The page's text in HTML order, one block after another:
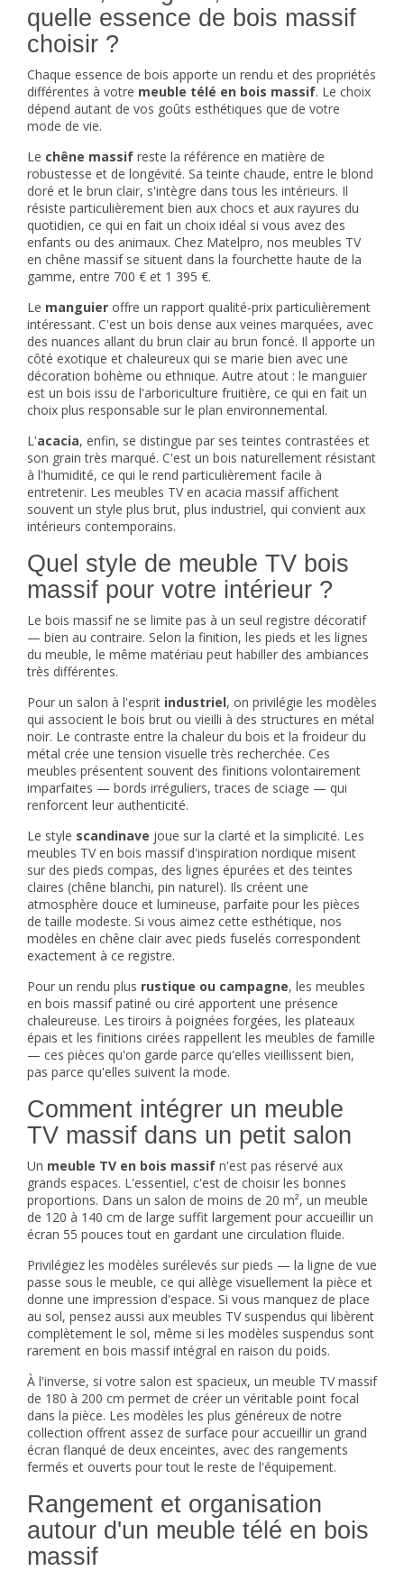
quelle essence de bois massif
choisir ?
Chaque essence de bois apporte un rendu et des propriétés
différentes à votre meuble télé en bois massif. Le choix
dépend autant de vos goûts esthétiques que de votre
mode de vie.
Le chêne massif reste la référence en matière de
robustesse et de longévité. Sa teinte chaude, entre le blond
doré et le brun clair, s'intègre dans tous les intérieurs. Il
résiste particulièrement bien aux chocs et aux rayures du
quotidien, ce qui en fait un choix idéal si vous avez des
enfants ou des animaux. Chez Matelpro, nos meubles TV
en chêne massif se situent dans la fourchette haute de la
gamme, entre 700 € et 1 395 €.
Le manguier offre un rapport qualité-prix particulièrement
intéressant. C'est un bois dense aux veines marquées, avec
des nuances allant du brun clair au brun foncé. Il apporte un
côté exotique et chaleureux qui se marie bien avec une
décoration bohème ou ethnique. Autre atout : le manguier
est un bois issu de l'arboriculture fruitière, ce qui en fait un
choix plus responsable sur le plan environnemental.
L'acacia, enfin, se distingue par ses teintes contrastées et
son grain très marqué. C'est un bois naturellement résistant
à l'humidité, ce qui le rend particulièrement facile à
entretenir. Les meubles TV en acacia massif affichent
souvent un style plus brut, plus industriel, qui convient aux
intérieurs contemporains.
Quel style de meuble TV bois
massif pour votre intérieur ?
Le bois massif ne se limite pas à un seul registre décoratif
— bien au contraire. Selon la finition, les pieds et les lignes
du meuble, le même matériau peut habiller des ambiances
très différentes.
Pour un salon à l'esprit industriel, on privilégie les modèles
qui associent le bois brut ou vieilli à des structures en métal
noir. Le contraste entre la chaleur du bois et la froideur du
métal crée une tension visuelle très recherchée. Ces
meubles présentent souvent des finitions volontairement
imparfaites — bords irréguliers, traces de sciage — qui
renforcent leur authenticité.
Le style scandinave joue sur la clarté et la simplicité. Les
meubles TV en bois massif d'inspiration nordique misent
sur des pieds compas, des lignes épurées et des teintes
claires (chêne blanchi, pin naturel). Ils créent une
atmosphère douce et lumineuse, parfaite pour les pièces
de taille modeste. Si vous aimez cette esthétique, nos
modèles en chêne clair avec pieds fuselés correspondent
exactement à ce registre.
Pour un rendu plus rustique ou campagne, les meubles
en bois massif patiné ou ciré apportent une présence
chaleureuse. Les tiroirs à poignées forgées, les plateaux
épais et les finitions cirées rappellent les meubles de famille
— ces pièces qu'on garde parce qu'elles vieillissent bien,
pas parce qu'elles suivent la mode.
Comment intégrer un meuble
TV massif dans un petit salon
Un meuble TV en bois massif n'est pas réservé aux
grands espaces. L'essentiel, c'est de choisir les bonnes
proportions. Dans un salon de moins de 20 m², un meuble
de 120 à 140 cm de large suffit largement pour accueillir un
écran 55 pouces tout en gardant une circulation fluide.
Privilégiez les modèles surélevés sur pieds — la ligne de vue
passe sous le meuble, ce qui allège visuellement la pièce et
donne une impression d'espace. Si vous manquez de place
au sol, pensez aussi aux meubles TV suspendus qui libèrent
complètement le sol, même si les modèles suspendus sont
rarement en bois massif intégral en raison du poids.
À l'inverse, si votre salon est spacieux, un meuble TV massif
de 180 à 200 cm permet de créer un véritable point focal
dans la pièce. Les modèles les plus généreux de notre
collection offrent assez de surface pour accueillir un grand
écran flanqué de deux enceintes, avec des rangements
fermés et ouverts pour tout le reste de l'équipement.
Rangement et organisation
autour d'un meuble télé en bois
massif